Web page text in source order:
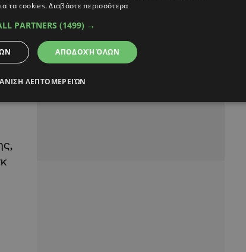
τα cookies.Διαβάστε περισσότερα
PARTNERS (1499) →
ΑΠΟΔΟΧΉ ΌΛΩΝ
ΛΕΠΤΟΜΕΡΕΙΏΝ